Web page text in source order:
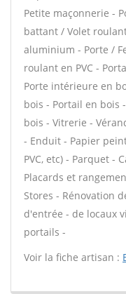
Petite maçonnerie -
battant / Volet
aluminium - Porte /
roulant en PVC -
Porte intérieure en
bois - Portail en bois
bois - Vitrerie -
- Enduit - Papier
PVC, etc) - Parquet -
Placards et
Stores - Rénovation
d'entrée - de locaux
portails -
Voir la fiche artisan :